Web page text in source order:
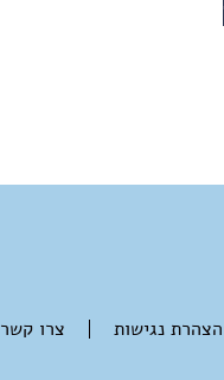
הצהרת נגישות צרו קשר